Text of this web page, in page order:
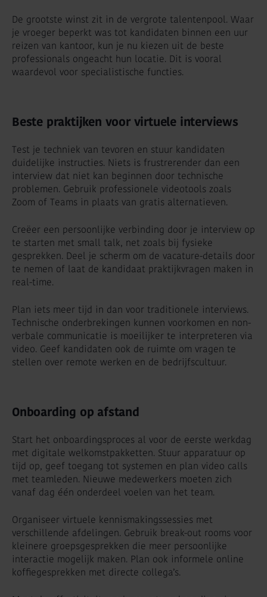
De grootste winst zit in de vergrote talentenpool. Waar
je vroeger beperkt was tot kandidaten binnen een uur
reizen van kantoor, kun je nu kiezen uit de beste
professionals ongeacht hun locatie. Dit is vooral
waardevol voor specialistische functies.
Beste praktijken voor virtuele interviews
Test je techniek van tevoren en stuur kandidaten
duidelijke instructies. Niets is frustrerender dan een
interview dat niet kan beginnen door technische
problemen. Gebruik professionele videotools zoals
Zoom of Teams in plaats van gratis alternatieven.
Creëer een persoonlijke verbinding door je interview op
te starten met small talk, net zoals bij fysieke
gesprekken. Deel je scherm om de vacature-details door
te nemen of laat de kandidaat praktijkvragen maken in
real-time.
Plan iets meer tijd in dan voor traditionele interviews.
Technische onderbrekingen kunnen voorkomen en non-
verbale communicatie is moeilijker te interpreteren via
video. Geef kandidaten ook de ruimte om vragen te
stellen over remote werken en de bedrijfscultuur.
Onboarding op afstand
Start het onboardingsproces al voor de eerste werkdag
met digitale welkomstpakketten. Stuur apparatuur op
tijd op, geef toegang tot systemen en plan video calls
met teamleden. Nieuwe medewerkers moeten zich
vanaf dag één onderdeel voelen van het team.
Organiseer virtuele kennismakingssessies met
verschillende afdelingen. Gebruik break-out rooms voor
kleinere groepsgesprekken die meer persoonlijke
interactie mogelijk maken. Plan ook informele online
koffiegesprekken met directe collega’s.